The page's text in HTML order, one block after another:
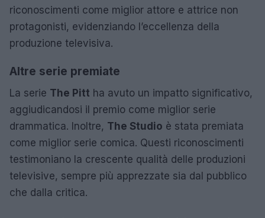
riconoscimenti come miglior attore e attrice non
protagonisti, evidenziando l’eccellenza della
produzione televisiva.
Altre serie premiate
La serie The Pitt ha avuto un impatto significativo,
aggiudicandosi il premio come miglior serie
drammatica. Inoltre, The Studio è stata premiata
come miglior serie comica. Questi riconoscimenti
testimoniano la crescente qualità delle produzioni
televisive, sempre più apprezzate sia dal pubblico
che dalla critica.